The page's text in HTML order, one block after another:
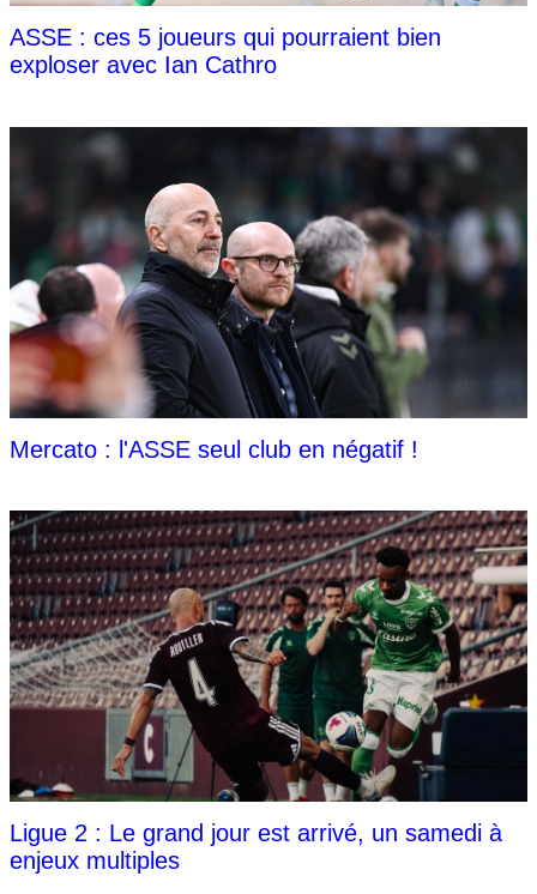
ASSE : ces 5 joueurs qui pourraient bien
exploser avec Ian Cathro
Mercato : l'ASSE seul club en négatif !
Ligue 2 : Le grand jour est arrivé, un samedi à
enjeux multiples